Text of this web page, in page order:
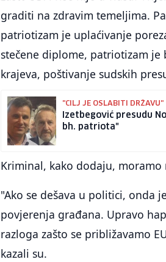
graditi na zdravim temeljima.
patriotizam je uplaćivanje
stečene diplome, patriotizam
krajeva, poštivanje sudskih
"CILJ JE OSLABITI DRŽAVU"
Izetbegović presudu
bh. patriota"
Kriminal, kako dodaju,
"Ako se dešava u politici, onda
povjerenja građana. Upravo
razloga zašto se približavamo
kazali su.